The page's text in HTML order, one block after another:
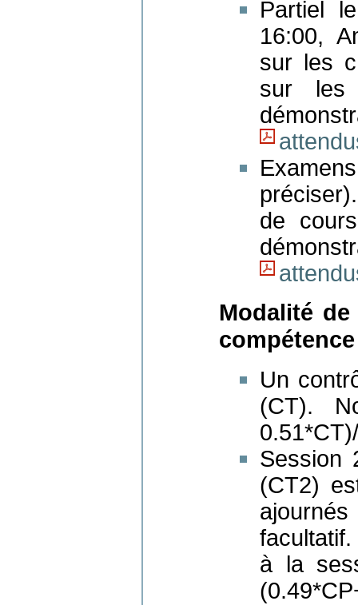
Partiel
16:00,
sur les
sur
de
Modalité
compétence
Un
(CT).
Session
(CT2)
à la